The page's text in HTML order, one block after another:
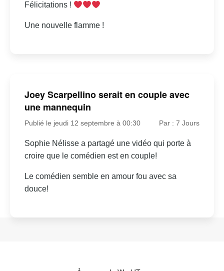
Félicitations !
Une nouvelle flamme !
Joey Scarpellino serait en couple avec
une mannequin
Publié le jeudi 12 septembre à 00:30 Par : 7 Jours
Sophie Nélisse a partagé une vidéo qui porte à
croire que le comédien est en couple!
Le comédien semble en amour fou avec sa
douce!